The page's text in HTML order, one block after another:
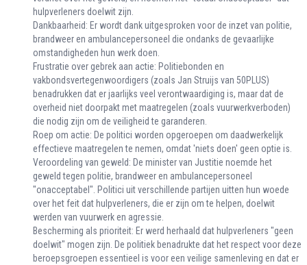
hulpverleners doelwit zijn.
Dankbaarheid: Er wordt dank uitgesproken voor de inzet van politie,
brandweer en ambulancepersoneel die ondanks de gevaarlijke
omstandigheden hun werk doen.
Frustratie over gebrek aan actie: Politiebonden en
vakbondsvertegenwoordigers (zoals Jan Struijs van 50PLUS)
benadrukken dat er jaarlijks veel verontwaardiging is, maar dat de
overheid niet doorpakt met maatregelen (zoals vuurwerkverboden)
die nodig zijn om de veiligheid te garanderen.
Roep om actie: De politici worden opgeroepen om daadwerkelijk
effectieve maatregelen te nemen, omdat 'niets doen' geen optie is.
Veroordeling van geweld: De minister van Justitie noemde het
geweld tegen politie, brandweer en ambulancepersoneel
"onacceptabel". Politici uit verschillende partijen uitten hun woede
over het feit dat hulpverleners, die er zijn om te helpen, doelwit
werden van vuurwerk en agressie.
Bescherming als prioriteit: Er werd herhaald dat hulpverleners "geen
doelwit" mogen zijn. De politiek benadrukte dat het respect voor deze
beroepsgroepen essentieel is voor een veilige samenleving en dat er